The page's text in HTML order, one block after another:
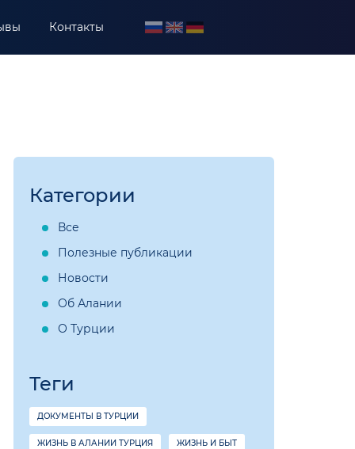
Контакты
Категории
Все
Полезные публикации
Новости
Об Алании
О Турции
Теги
ДОКУМЕНТЫ В ТУРЦИИ
ЖИЗНЬ В АЛАНИИ ТУРЦИЯ ЖИЗНЬ И БЫТ